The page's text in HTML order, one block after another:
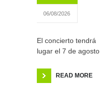
06/08/2026
El concierto tendrá
lugar el 7 de agosto
READ MORE